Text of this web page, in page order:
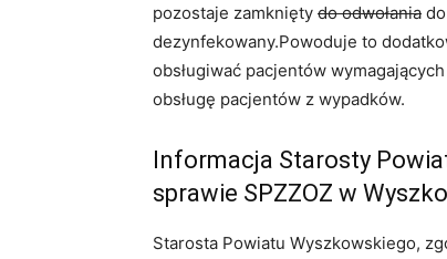
pozostaje zamknięty do odwołania
dezynfekowany.Powoduje to
obsługiwać pacjentów
obsługę pacjentów z wypadków.
Informacja Starosty
sprawie SPZZOZ w
Starosta Powiatu Wyszkowskiego,